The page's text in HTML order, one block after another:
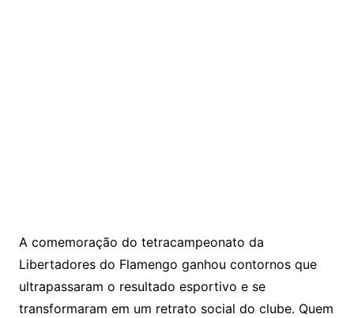
A comemoração do tetracampeonato da
Libertadores do Flamengo ganhou contornos que
ultrapassaram o resultado esportivo e se
transformaram em um retrato social do clube. Quem